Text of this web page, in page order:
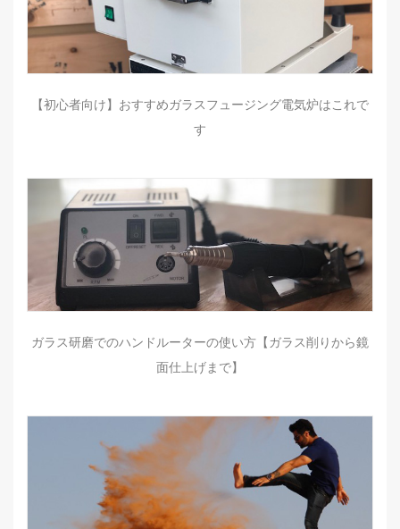
【初心者向け】おすすめガラスフュージング電気炉はこれで
す
ガラス研磨でのハンドルーターの使い方【ガラス削りから鏡
面仕上げまで】